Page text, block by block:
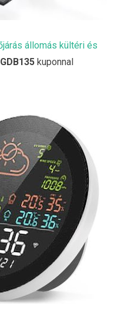
állomás kültéri és
kuponnal